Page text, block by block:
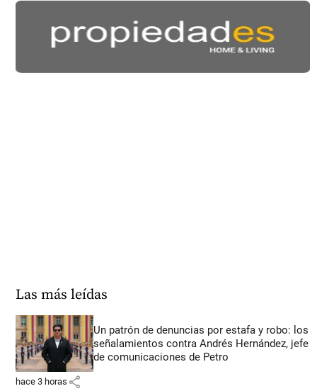
Las más leídas
Un patrón de denuncias por estafa y robo: los
señalamientos contra Andrés Hernández, jefe
de comunicaciones de Petro
hace 3 horas share